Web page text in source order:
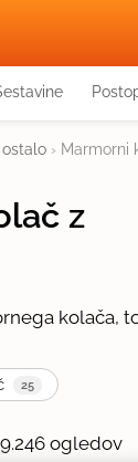
ostalo › Marmorni
z
kolača,
25
ogledov